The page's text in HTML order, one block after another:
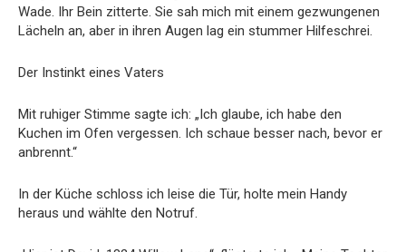
Wade. Ihr Bein zitterte. Sie sah mich mit einem gezwungenen
Lächeln an, aber in ihren Augen lag ein stummer Hilfeschrei.
Der Instinkt eines Vaters
Mit ruhiger Stimme sagte ich: „Ich glaube, ich habe den
Kuchen im Ofen vergessen. Ich schaue besser nach, bevor er
anbrennt.“
In der Küche schloss ich leise die Tür, holte mein Handy
heraus und wählte den Notruf.